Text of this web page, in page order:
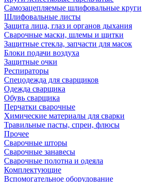
Самозацепляемые шлифовальные круги
Шлифовальные листы
Защита лица, глаз и органов дыхания
Сварочные маски, шлемы и щитки
Защитные стекла, запчасти для масок
Блоки подачи воздуха
Защитные очки
Респираторы
Спецодежда для сварщиков
Одежда сварщика
Обувь сварщика
Перчатки сварочные
Химические материалы для сварки
Травильные пасты, спреи, флюсы
Прочее
Сварочные шторы
Сварочные занавесы
Сварочные полотна и одеяла
Комплектующие
Вспомогательное оборудование